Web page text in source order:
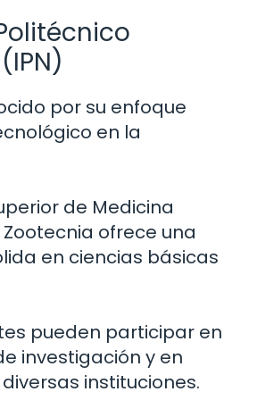
por su enfoque
en la
de Medicina
ofrece una
en ciencias básicas
pueden participar en
investigación y en
instituciones.